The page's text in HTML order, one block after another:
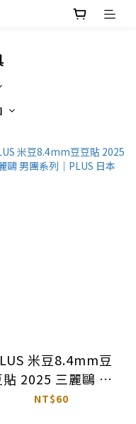
米豆8.4mm豆
貼 2025 三麗鷗 男
團系列｜PLUS 日本
NT$60